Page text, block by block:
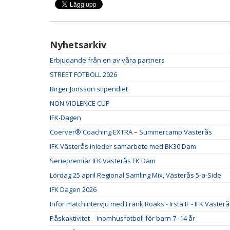
Nyhetsarkiv
Erbjudande från en av våra partners
STREET FOTBOLL 2026
Birger Jonsson stipendiet
NON VIOLENCE CUP
IFK-Dagen
Coerver® Coaching EXTRA – Summercamp Västerås
IFK Västerås inleder samarbete med BK30 Dam
Seriepremiär IFK Västerås FK Dam
Lördag 25 april Regional Samling Mix, Västerås 5-a-Side
IFK Dagen 2026
Inför matchintervju med Frank Roaks - Irsta IF - IFK
Påskaktivitet – Inomhusfotboll för barn 7–14 år